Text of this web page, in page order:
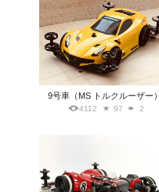
9号車（MS トルクルーザー）
4112 97 2